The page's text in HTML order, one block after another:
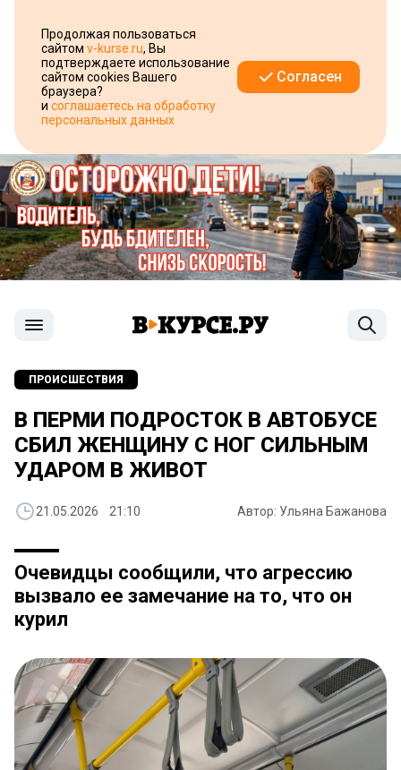
Продолжая пользоваться
сайтом v-kurse.ru, Вы
подтверждаете использование
сайтом cookies Вашего
браузера?
и соглашаетесь на обработку
персональных данных
Согласен
ПРОИСШЕСТВИЯ
В ПЕРМИ ПОДРОСТОК В АВТОБУСЕ
СБИЛ ЖЕНЩИНУ С НОГ СИЛЬНЫМ
УДАРОМ В ЖИВОТ
21.05.2026 21:10 Автор: Ульяна Бажанова
Очевидцы сообщили, что агрессию
вызвало ее замечание на то, что он
курил